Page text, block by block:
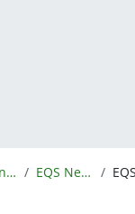
Meldungen EQS News